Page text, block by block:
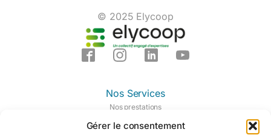
Gérer le consentement
© 2025 Elycoop
Nos Services
Nos prestations
Notre centre de formation